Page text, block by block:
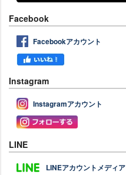
Facebook
Facebookアカウント
Instagram
Instagramアカウント
LINE
LINEアカウントメディア